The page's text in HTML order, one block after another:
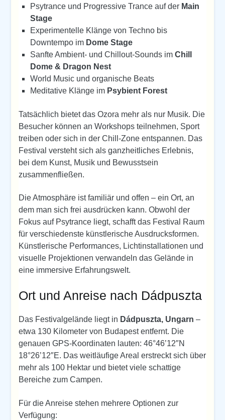
Psytrance und Progressive Trance auf der Main
Stage
Experimentelle Klänge von Techno bis
Downtempo im Dome Stage
Sanfte Ambient- und Chillout-Sounds imChill
Dome & Dragon Nest
World Music und organische Beats
Meditative Klänge im Psybient Forest
Tatsächlich bietet das Ozora mehr als nur Musik. Die
Besucher können an Workshops teilnehmen, Sport
treiben oder sich in der Chill-Zone entspannen. Das
Festival versteht sich als ganzheitliches Erlebnis,
bei dem Kunst, Musik und Bewusstsein
zusammenfließen.
Die Atmosphäre ist familiär und offen – ein Ort, an
dem man sich frei ausdrücken kann. Obwohl der
Fokus auf Psytrance liegt, schafft das Festival Raum
für verschiedenste künstlerische Ausdrucksformen.
Künstlerische Performances, Lichtinstallationen und
visuelle Projektionen verwandeln das Gelände in
eine immersive Erfahrungswelt.
Ort und Anreise nach Dádpuszta
Das Festivalgelände liegt in Dádpuszta, Ungarn –
etwa 130 Kilometer von Budapest entfernt. Die
genauen GPS-Koordinaten lauten: 46°46’12″N
18°26’12″E. Das weitläufige Areal erstreckt sich über
mehr als 100 Hektar und bietet viele schattige
Bereiche zum Campen.
Für die Anreise stehen mehrere Optionen zur
Verfügung: